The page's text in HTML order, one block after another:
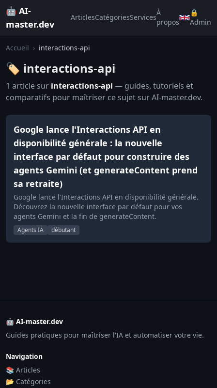
🤖 AI-
master.dev
ArticlesCatégoriesServices
À
propos
🔒
Admin
Accueil › interactions-api
🏷️ interactions-api
1 article sur interactions-api — guides, tutoriels et
comparatifs pour maîtriser ce sujet sur AI-master.dev.
Google lance l'Interactions API en
disponibilité générale : la nouvelle
interface par défaut pour construire des
agents Gemini (et generateContent prend
sa retraite)
Google lance l'Interactions API en disponibilité générale.
Découvrez la nouvelle interface par défaut pour vos
agents Gemini et la fin de generateContent.
Agents IA débutant
🤖 AI-master.dev
Guides pratiques pour maîtriser l'IA et automatiser votre vie.
Navigation
📚 Articles
📂 Catégories